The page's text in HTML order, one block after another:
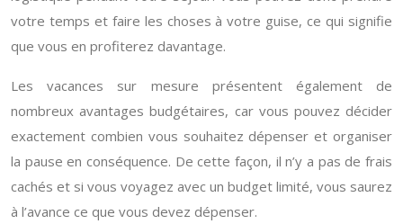
votre temps et faire les choses à votre guise, ce qui signifie
que vous en profiterez davantage.
Les vacances sur mesure présentent également de
nombreux avantages budgétaires, car vous pouvez décider
exactement combien vous souhaitez dépenser et organiser
la pause en conséquence. De cette façon, il n’y a pas de frais
cachés et si vous voyagez avec un budget limité, vous saurez
à l’avance ce que vous devez dépenser.